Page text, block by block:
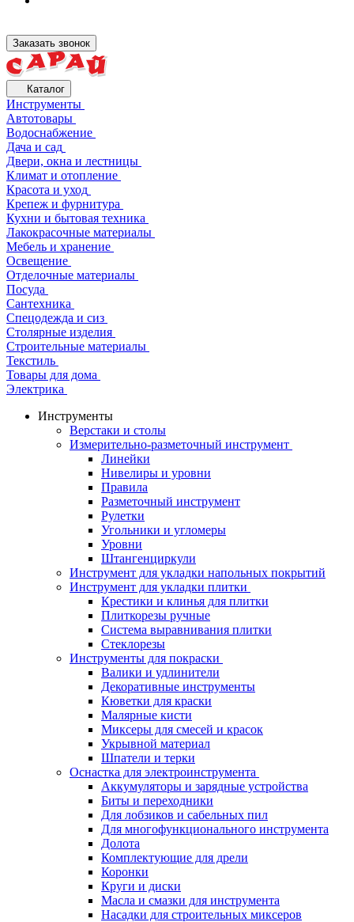
Заказать звонок
Каталог
Инструменты
Автотовары
Водоснабжение
Дача и сад
Двери, окна и лестницы
Климат и отопление
Красота и уход
Крепеж и фурнитура
Кухни и бытовая техника
Лакокрасочные материалы
Мебель и хранение
Освещение
Отделочные материалы
Посуда
Сантехника
Спецодежда и сиз
Столярные изделия
Строительные материалы
Текстиль
Товары для дома
Электрика
Инструменты
Верстаки и столы
Измерительно-разметочный инструмент
Линейки
Нивелиры и уровни
Правила
Разметочный инструмент
Рулетки
Угольники и угломеры
Уровни
Штангенциркули
Инструмент для укладки напольных покрытий
Инструмент для укладки плитки
Крестики и клинья для плитки
Плиткорезы ручные
Система выравнивания плитки
Стеклорезы
Инструменты для покраски
Валики и удлинители
Декоративные инструменты
Кюветки для краски
Малярные кисти
Миксеры для смесей и красок
Укрывной материал
Шпатели и терки
Оснастка для электроинструмента
Аккумуляторы и зарядные устройства
Биты и переходники
Для лобзиков и сабельных пил
Для многофункционального инструмента
Долота
Комплектующие для дрели
Коронки
Круги и диски
Масла и смазки для инструмента
Насадки для строительных миксеров